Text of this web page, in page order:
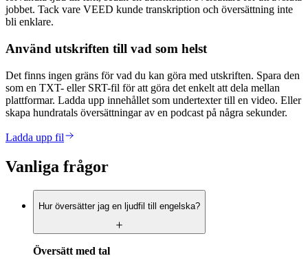
jobbet. Tack vare VEED kunde transkription och översättning inte
bli enklare.
Använd utskriften till vad som helst
Det finns ingen gräns för vad du kan göra med utskriften. Spara den
som en TXT- eller SRT-fil för att göra det enkelt att dela mellan
plattformar. Ladda upp innehållet som undertexter till en video. Eller
skapa hundratals översättningar av en podcast på några sekunder.
Ladda upp fil
Vanliga frågor
Hur översätter jag en ljudfil till engelska?
Översätt med tal